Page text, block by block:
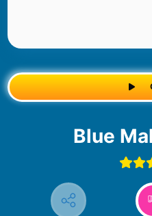
Blue